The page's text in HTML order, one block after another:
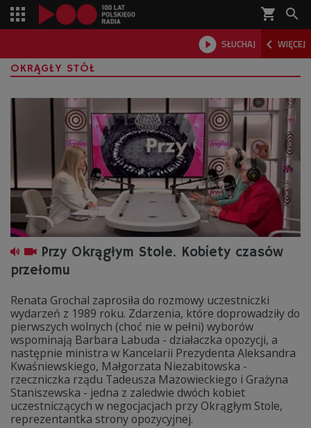
shopping_cart 
 SŁUCHAJ  WIĘCEJ

OKRĄGŁY STÓŁ
Przy Okrągłym Stole. Kobiety czasów
przełomu
Renata Grochal zaprosiła do rozmowy uczestniczki
wydarzeń z 1989 roku. Zdarzenia, które doprowadziły do
pierwszych wolnych (choć nie w pełni) wyborów
wspominają Barbara Labuda - działaczka opozycji, a
następnie ministra w Kancelarii Prezydenta Aleksandra
Kwaśniewskiego, Małgorzata Niezabitowska -
rzeczniczka rządu Tadeusza Mazowieckiego i Grażyna
Staniszewska - jedna z zaledwie dwóch kobiet
uczestniczących w negocjacjach przy Okrągłym Stole,
reprezentantka strony opozycyjnej.